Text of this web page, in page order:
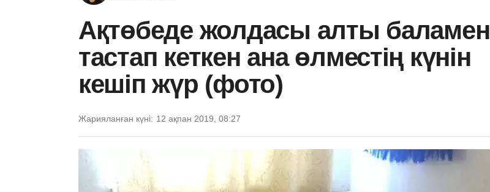
Ақтөбеде жолдасы алты баламен
тастап кеткен ана өлместің күнін
кешіп жүр (фото)
Жарияланған күні: 12 ақпан 2019, 08:27